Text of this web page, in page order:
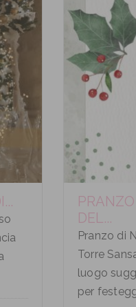
DEL...
Pranzo di
Torre
luogo
per